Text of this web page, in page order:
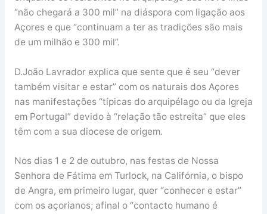
“não chegará a 300 mil” na diáspora com ligação aos
Açores e que “continuam a ter as tradições são mais
de um milhão e 300 mil”.
D.João Lavrador explica que sente que é seu “dever
também visitar e estar” com os naturais dos Açores
nas manifestações “típicas do arquipélago ou da Igreja
em Portugal” devido à “relação tão estreita” que eles
têm com a sua diocese de origem.
Nos dias 1 e 2 de outubro, nas festas de Nossa
Senhora de Fátima em Turlock, na Califórnia, o bispo
de Angra, em primeiro lugar, quer “conhecer e estar”
com os açorianos; afinal o “contacto humano é